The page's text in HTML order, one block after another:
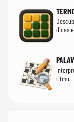
dicas
ritmo.